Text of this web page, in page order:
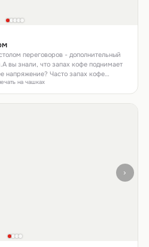
переговоров - дополнительный
вы знали, что запах кофе поднимает
напряжение? Часто запах кофе
результату за счет своего
чашку кофе себе или партнеру.
доверия и открытости.
на чашках
›